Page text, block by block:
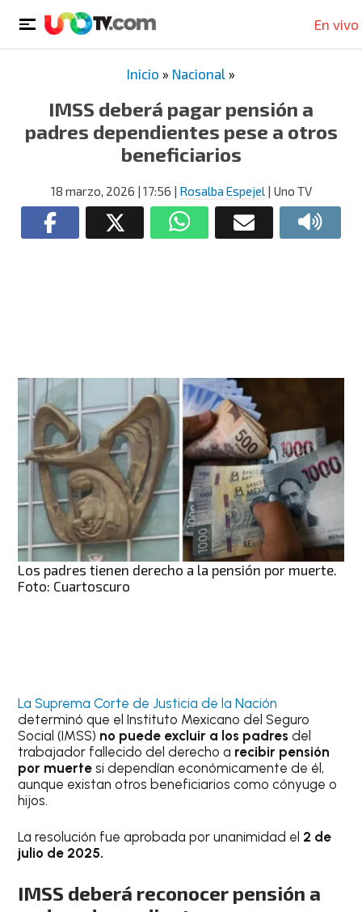
En vivo
Inicio » Nacional »
IMSS deberá pagar pensión a
padres dependientes pese a otros
beneficiarios
18 marzo, 2026 | 17:56 | Rosalba Espejel| Uno TV
Los padres tienen derecho a la pensión por muerte.
Foto: Cuartoscuro
La Suprema Corte de Justicia de la Nación
determinó que el Instituto Mexicano del Seguro
Social (IMSS) no puede excluir a los padresdel
trabajador fallecido del derecho a recibir pensión
por muerte si dependían económicamente de él,
aunque existan otros beneficiarios como cónyuge o
hijos.
La resolución fue aprobada por unanimidad el 2 de
julio de 2025.
IMSS deberá reconocer pensión a